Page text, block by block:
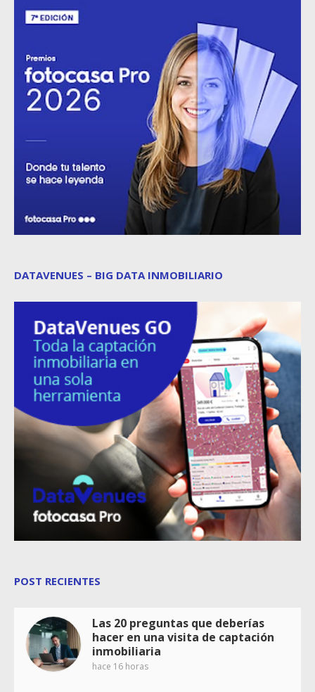
DATAVENUES – BIG DATA INMOBILIARIO
POST RECIENTES
Las 20 preguntas que deberías
hacer en una visita de captación
inmobiliaria
hace 16 horas